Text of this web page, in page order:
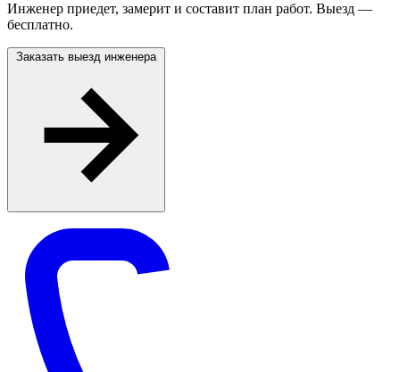
Инженер приедет, замерит и составит план работ. Выезд —
бесплатно.
Заказать выезд инженера